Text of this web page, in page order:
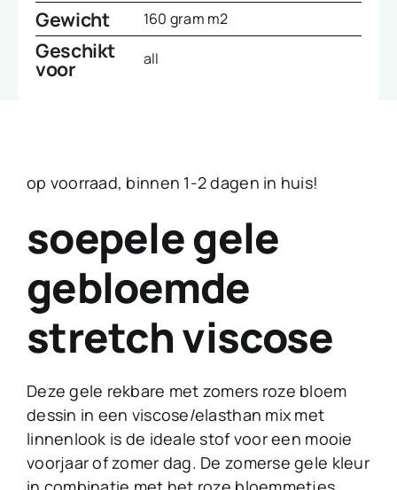
Gewicht 160 gram m2
Geschikt
voor all
op voorraad, binnen 1-2 dagen in huis!
soepele gele
gebloemde
stretch viscose
Deze gele rekbare met zomers roze bloem
dessin in een viscose/elasthan mix met
linnenlook is de ideale stof voor een mooie
voorjaar of zomer dag. De zomerse gele kleur